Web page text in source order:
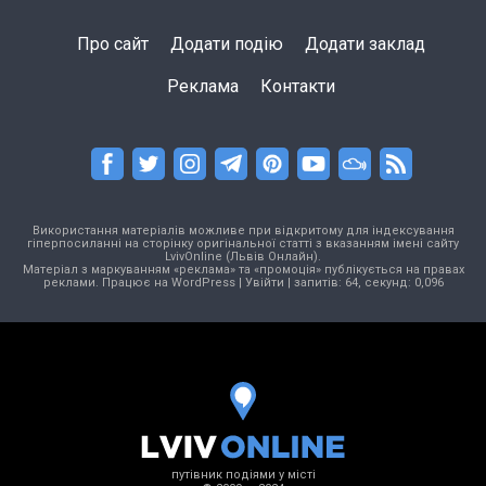
Про сайт Додати подію Додати заклад
Реклама Контакти
Використання матеріалів можливе при відкритому для індексування
гіперпосиланні на сторінку оригінальної статті з вказанням імені сайту
LvivOnline (Львів Онлайн).
Матеріал з маркуванням «реклама» та «промоція» публікується на правах
реклами. Працює на WordPress| Увійти | запитів: 64, секунд: 0,096
путівник подіями у місті